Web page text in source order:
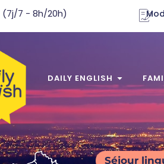
(7j/7 - 8h/20h)
DAILY ENGLISH
Séjour